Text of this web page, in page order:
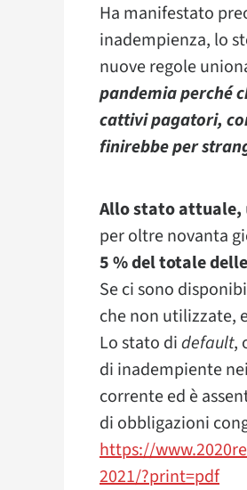
Ha manifestato
inadempienza, lo
nuove regole
pandemia perché
cattivi pagatori,
finirebbe per
Allo stato attuale,
per oltre novanta
5 % del totale
Se ci sono
che non utilizzate,
Lo stato didefault,
di inadempiente
corrente ed è
di obbligazioni
https://
2021/?print=pdf